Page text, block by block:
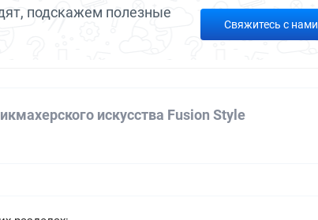
подскажем полезные
Свяжитесь с нами
искусства Fusion Style